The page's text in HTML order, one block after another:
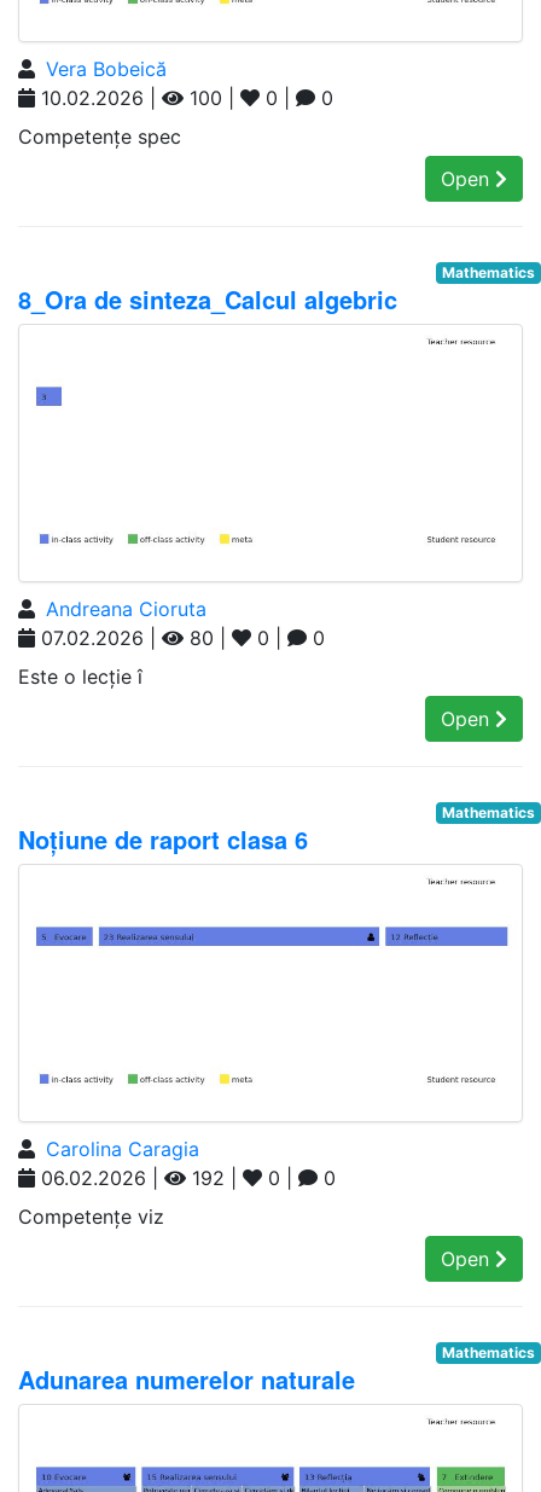
Vera Bobeică
10.02.2026 |
100 | 0 |
0
Competențe spec
Open
Mathematics
8_Ora de sinteza_Calcul algebric
Andreana Cioruta
07.02.2026 |
80 | 0 |
0
Este o lecție î
Open
Mathematics
Noțiune de raport clasa 6
Carolina Caragia
06.02.2026 |
192 | 0 |
0
Competențe viz
Open
Mathematics
Adunarea numerelor naturale